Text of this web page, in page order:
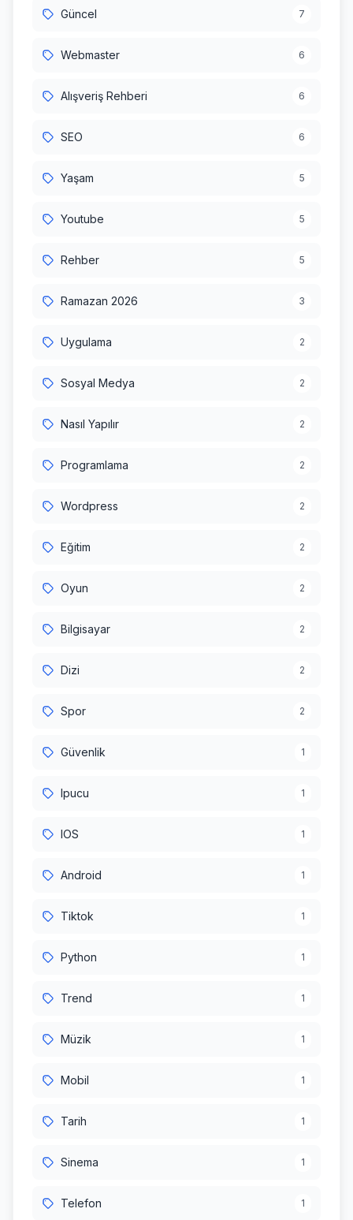
Güncel 7
Webmaster 6
Alışveriş Rehberi 6
SEO 6
Yaşam 5
Youtube 5
Rehber 5
Ramazan 2026 3
Uygulama 2
Sosyal Medya 2
Nasıl Yapılır 2
Programlama 2
Wordpress 2
Eğitim 2
Oyun 2
Bilgisayar 2
Dizi 2
Spor 2
Güvenlik 1
Ipucu 1
IOS 1
Android 1
Tiktok 1
Python 1
Trend 1
Müzik 1
Mobil 1
Tarih 1
Sinema 1
Telefon 1